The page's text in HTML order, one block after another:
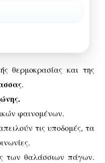
οι
έως
θερμοκρασίας και της
.
φαινομένων.
τις υποδομές, τα
των θαλάσσιων πάγων.